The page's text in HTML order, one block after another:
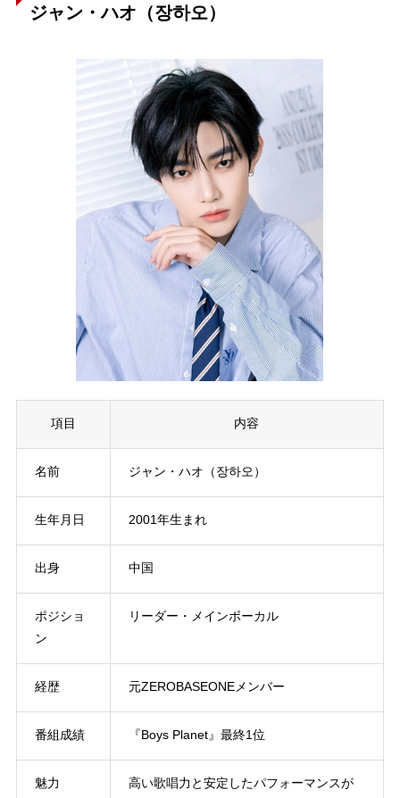
ジャン・ハオ（장하오）
項目 内容
名前 ジャン・ハオ（장하오）
生年月日 2001年生まれ
出身 中国
ポジショ
ン
リーダー・メインボーカル
経歴 元ZEROBASEONEメンバー
番組成績 『Boys Planet』最終1位
魅力
高い歌唱力と安定したパフォーマンスが